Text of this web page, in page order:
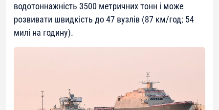
водотоннажність 3500 метричних тонн і може
розвивати швидкість до 47 вузлів (87 км/год; 54
милі на годину).